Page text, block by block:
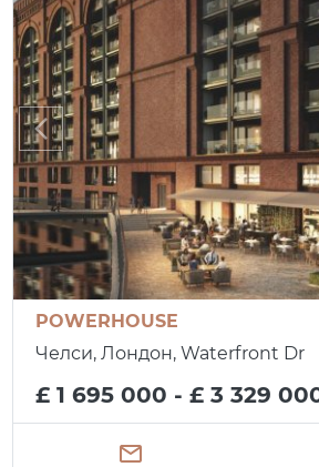
POWERHOUSE
Челси, Лондон, Waterfront Dr
£ 1 695 000 - £ 3 329